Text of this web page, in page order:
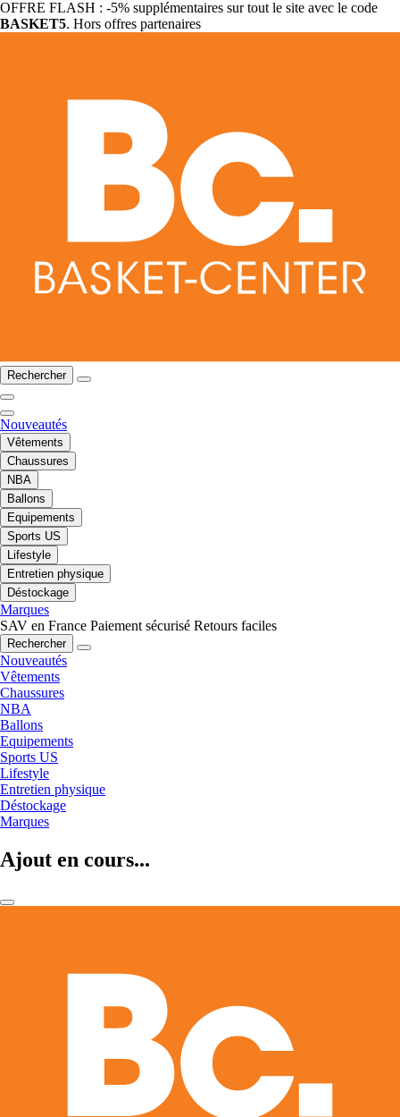
OFFRE FLASH : -5% supplémentaires sur tout le site avec le code
BASKET5. Hors offres partenaires
Rechercher
Nouveautés
Vêtements
Chaussures
NBA
Ballons
Equipements
Sports US
Lifestyle
Entretien physique
Déstockage
Marques
SAV en France Paiement sécurisé Retours faciles
Rechercher
Nouveautés
Vêtements
Chaussures
NBA
Ballons
Equipements
Sports US
Lifestyle
Entretien physique
Déstockage
Marques
Ajout en cours...